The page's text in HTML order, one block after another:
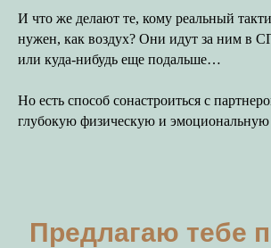
И что же делают те, кому реальный
нужен, как воздух? Они идут за ним в
или куда-нибудь еще подальше…
Но есть способ сонастроиться с
глубокую физическую и эмоциональную
Предлагаю тебе